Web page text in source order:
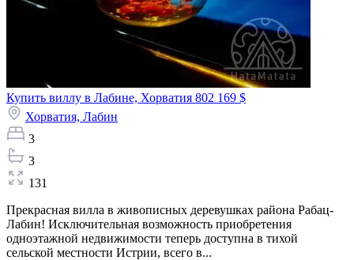
Купить виллу в Лабине, Хорватия 802 169 $
Хорватия, Лабин
3
3
131
Прекрасная вилла в живописных деревушках района Рабац-
Лабин! Исключительная возможность приобретения
одноэтажной недвижимости теперь доступна в тихой
сельской местности Истрии, всего в...